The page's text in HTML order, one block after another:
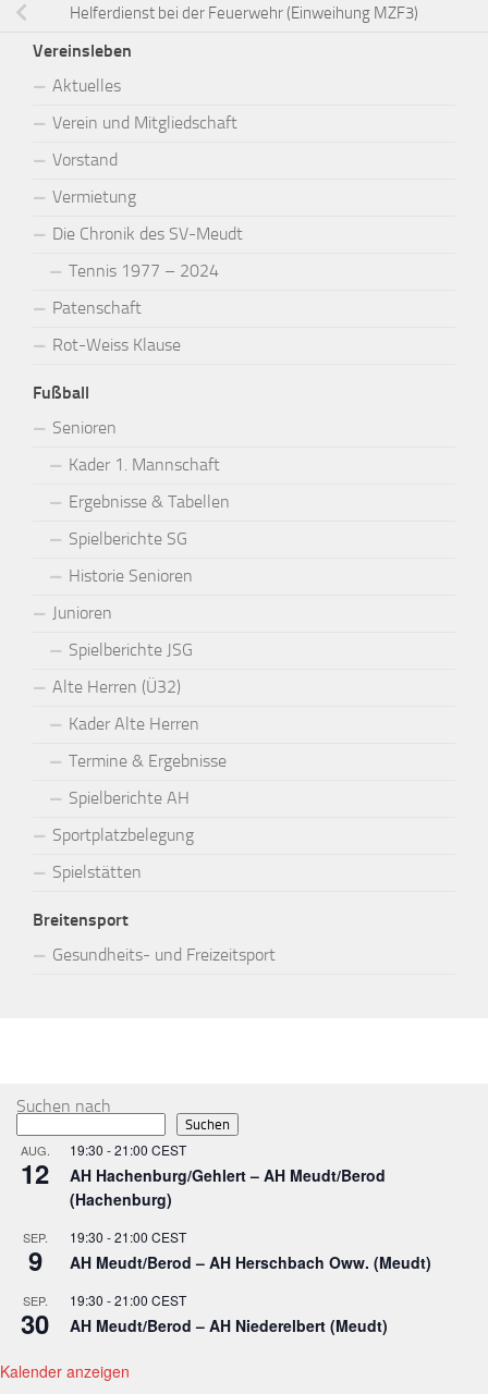
Helferdienst bei der Feuerwehr (Einweihung MZF3)
Vereinsleben
Aktuelles
Verein und Mitgliedschaft
Vorstand
Vermietung
Die Chronik des SV-Meudt
Tennis 1977 – 2024
Patenschaft
Rot-Weiss Klause
Fußball
Senioren
Kader 1. Mannschaft
Ergebnisse & Tabellen
Spielberichte SG
Historie Senioren
Junioren
Spielberichte JSG
Alte Herren (Ü32)
Kader Alte Herren
Termine & Ergebnisse
Spielberichte AH
Sportplatzbelegung
Spielstätten
Breitensport
Gesundheits- und Freizeitsport
Suchen nach
Suchen
AUG.
12
19:30 -21:00 CEST
AH Hachenburg/Gehlert – AH Meudt/Berod
(Hachenburg)
SEP.
9
19:30 -21:00 CEST
AH Meudt/Berod – AH Herschbach Oww. (Meudt)
SEP.
30
19:30 -21:00 CEST
AH Meudt/Berod – AH Niederelbert (Meudt)
Kalender anzeigen